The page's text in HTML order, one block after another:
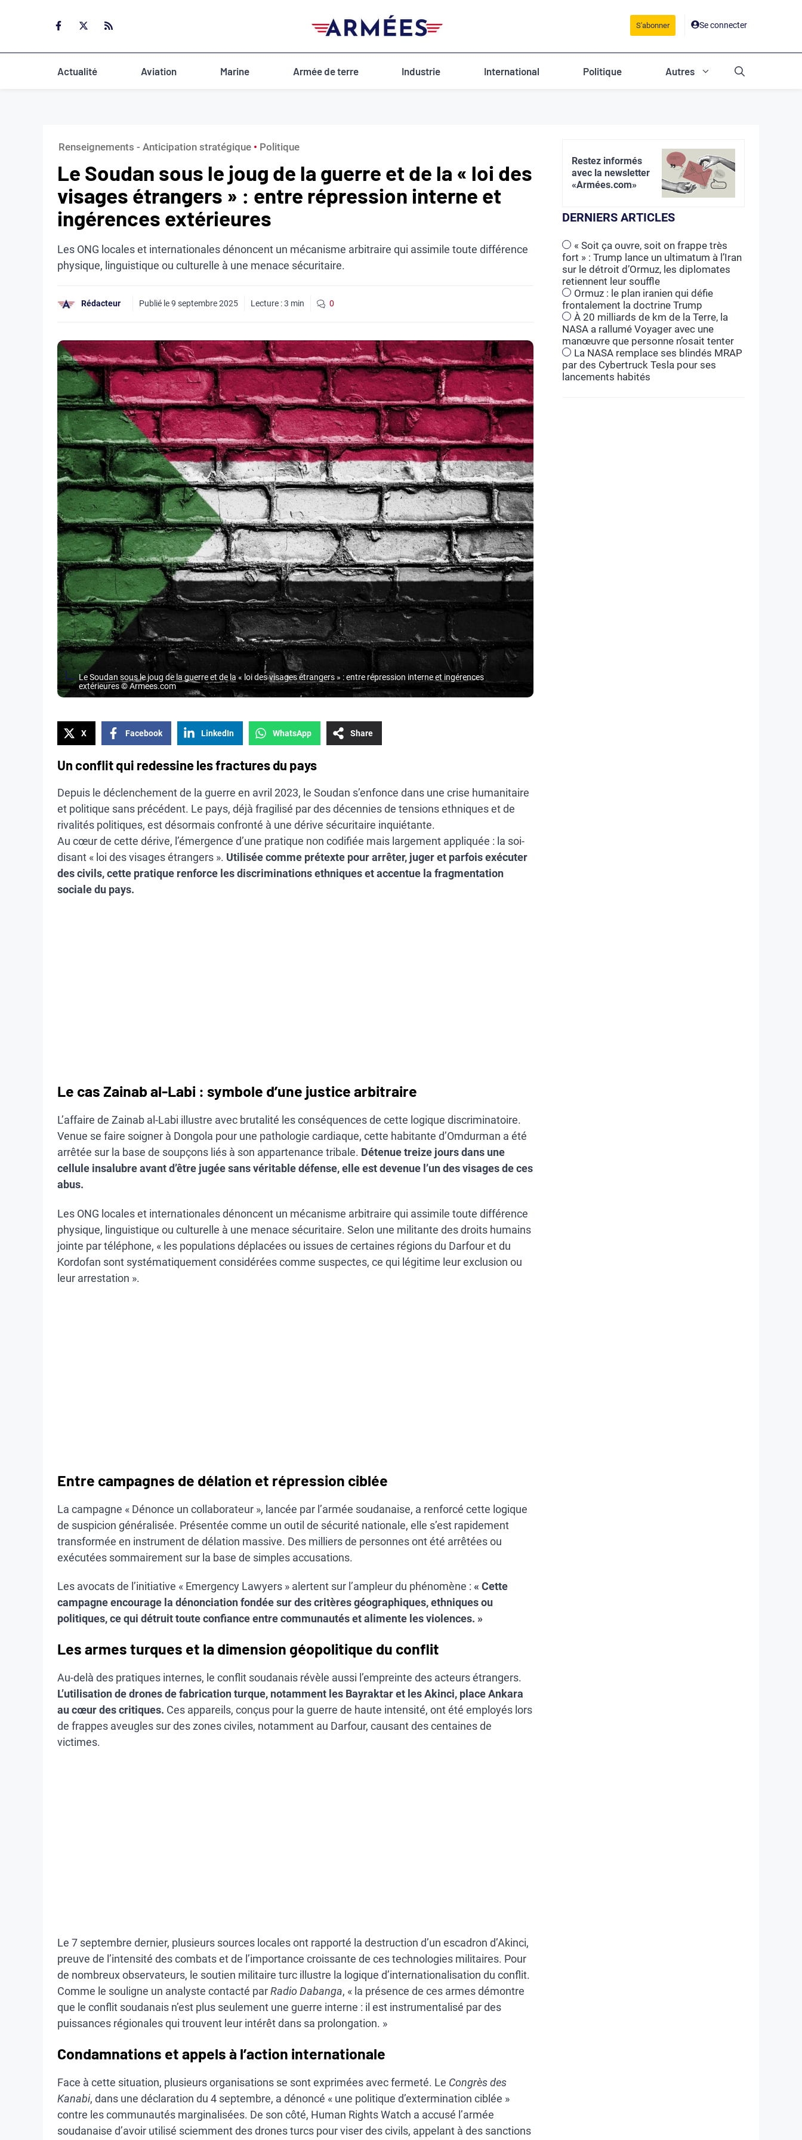
S'abonner Se connecter
Actualité Aviation Marine Armée de terre Industrie International Politique Autres
Renseignements - Anticipation stratégique • Politique
Le Soudan sous le joug de la guerre et de la « loi des
visages étrangers » : entre répression interne et
ingérences extérieures
Les ONG locales et internationales dénoncent un mécanisme arbitraire qui assimile toute différence
physique, linguistique ou culturelle à une menace sécuritaire.
Rédacteur Publié le9 septembre 2025 Lecture :3 min 0
Le Soudan sous le joug de la guerre et de la « loi des visages étrangers » : entre répression interne et ingérences
extérieures © Armees.com
X Facebook LinkedIn WhatsApp Share
Un conflit qui redessine les fractures du pays
Depuis le déclenchement de la guerre en avril 2023, le Soudan s’enfonce dans une crise humanitaire
et politique sans précédent. Le pays, déjà fragilisé par des décennies de tensions ethniques et de
rivalités politiques, est désormais confronté à une dérive sécuritaire inquiétante.
Au cœur de cette dérive, l’émergence d’une pratique non codifiée mais largement appliquée : la soi-
disant « loi des visages étrangers ». Utilisée comme prétexte pour arrêter, juger et parfois exécuter
des civils, cette pratique renforce les discriminations ethniques et accentue la fragmentation
sociale du pays.
Le cas Zainab al-Labi : symbole d’une justice arbitraire
L’affaire de Zainab al-Labi illustre avec brutalité les conséquences de cette logique discriminatoire.
Venue se faire soigner à Dongola pour une pathologie cardiaque, cette habitante d’Omdurman a été
arrêtée sur la base de soupçons liés à son appartenance tribale. Détenue treize jours dans une
cellule insalubre avant d’être jugée sans véritable défense, elle est devenue l’un des visages de ces
abus.
Les ONG locales et internationales dénoncent un mécanisme arbitraire qui assimile toute différence
physique, linguistique ou culturelle à une menace sécuritaire. Selon une militante des droits humains
jointe par téléphone, « les populations déplacées ou issues de certaines régions du Darfour et du
Kordofan sont systématiquement considérées comme suspectes, ce qui légitime leur exclusion ou
leur arrestation ».
Entre campagnes de délation et répression ciblée
La campagne « Dénonce un collaborateur », lancée par l’armée soudanaise, a renforcé cette logique
de suspicion généralisée. Présentée comme un outil de sécurité nationale, elle s’est rapidement
transformée en instrument de délation massive. Des milliers de personnes ont été arrêtées ou
exécutées sommairement sur la base de simples accusations.
Les avocats de l’initiative « Emergency Lawyers » alertent sur l’ampleur du phénomène : « Cette
campagne encourage la dénonciation fondée sur des critères géographiques, ethniques ou
politiques, ce qui détruit toute confiance entre communautés et alimente les violences. »
Les armes turques et la dimension géopolitique du conflit
Au-delà des pratiques internes, le conflit soudanais révèle aussi l’empreinte des acteurs étrangers.
L’utilisation de drones de fabrication turque, notamment les Bayraktar et les Akinci, place Ankara
au cœur des critiques. Ces appareils, conçus pour la guerre de haute intensité, ont été employés lors
de frappes aveugles sur des zones civiles, notamment au Darfour, causant des centaines de
victimes.
Le 7 septembre dernier, plusieurs sources locales ont rapporté la destruction d’un escadron d’Akinci,
preuve de l’intensité des combats et de l’importance croissante de ces technologies militaires. Pour
de nombreux observateurs, le soutien militaire turc illustre la logique d’internationalisation du conflit.
Comme le souligne un analyste contacté parRadio Dabanga, « la présence de ces armes démontre
que le conflit soudanais n’est plus seulement une guerre interne : il est instrumentalisé par des
puissances régionales qui trouvent leur intérêt dans sa prolongation. »
Condamnations et appels à l’action internationale
Face à cette situation, plusieurs organisations se sont exprimées avec fermeté. Le Congrès des
Kanabi, dans une déclaration du 4 septembre, a dénoncé « une politique d’extermination ciblée »
contre les communautés marginalisées. De son côté, Human Rights Watch a accusé l’armée
soudanaise d’avoir utilisé sciemment des drones turcs pour viser des civils, appelant à des sanctions
Restez informés
avec la newsletter
«Armées.com»
DERNIERS ARTICLES
« Soit ça ouvre, soit on frappe très
fort » : Trump lance un ultimatum à l’Iran
sur le détroit d’Ormuz, les diplomates
retiennent leur souffle
Ormuz : le plan iranien qui défie
frontalement la doctrine Trump
À 20 milliards de km de la Terre, la
NASA a rallumé Voyager avec une
manœuvre que personne n’osait tenter
La NASA remplace ses blindés MRAP
par des Cybertruck Tesla pour ses
lancements habités